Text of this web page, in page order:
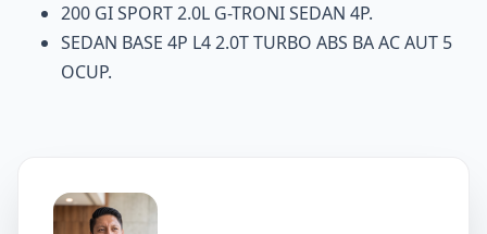
200 GI SPORT 2.0L G-TRONI SEDAN 4P.
SEDAN BASE 4P L4 2.0T TURBO ABS BA AC AUT 5
OCUP.